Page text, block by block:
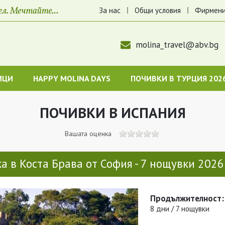
За нас Общи условия
molina_travel@abv.bg
HAPPY MOLINA DAYS ПОЧИВКИ В ТУРЦИЯ
ПОЧИВКИ В ИСПАНИЯ
Вашата оценка
в Коста Брава от София - 7 нощувки 2026
Продължителност:
8 дни / 7 нощувки